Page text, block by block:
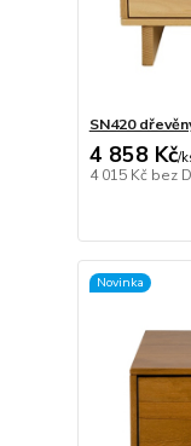
SN420
4 858 Kč/
4 015 Kč bez
Novinka